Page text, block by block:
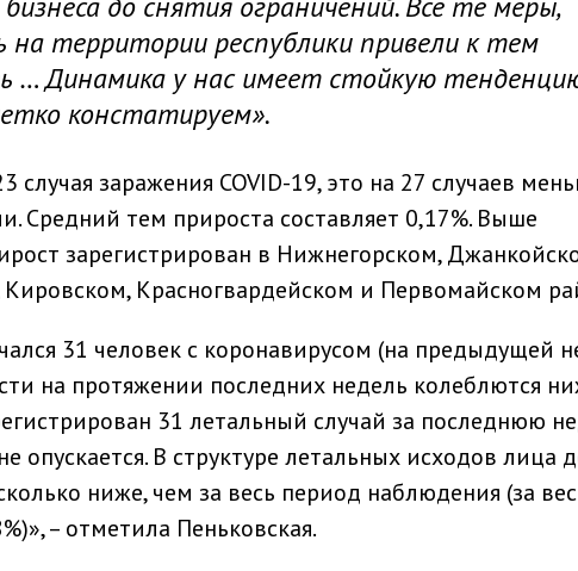
на территории республики привели к тем
… Динамика у нас имеет стойкую
констатируем».
заражения COVID-19, это на 27 случаев
Средний тем прироста составляет 0,17%. Выше
зарегистрирован в Нижнегорском,
Кировском, Красногвардейском и Первомайском
31 человек с коронавирусом (на предыдущей
на протяжении последних недель колеблются
31 летальный случай за последнюю
опускается. В структуре летальных исходов лица
ниже, чем за весь период наблюдения (за
– отметила Пеньковская.